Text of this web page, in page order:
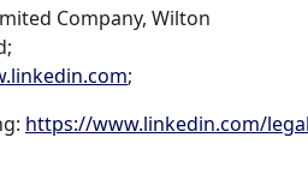
Company, Wilton
;
https://www.linkedin.com/